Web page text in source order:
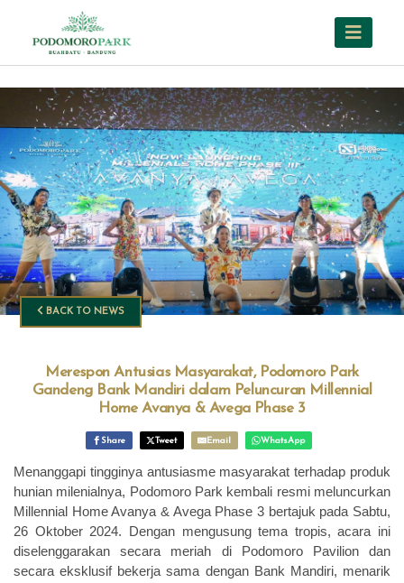
BACK TO NEWS
Merespon Antusias Masyarakat, Podomoro Park
Gandeng Bank Mandiri dalam Peluncuran Millennial
Home Avanya & Avega Phase 3
Share Tweet Email WhatsApp
Menanggapi tingginya antusiasme masyarakat terhadap produk
hunian milenialnya, Podomoro Park kembali resmi meluncurkan
Millennial Home Avanya & Avega Phase 3 bertajuk pada Sabtu,
26 Oktober 2024. Dengan mengusung tema tropis, acara ini
diselenggarakan secara meriah di Podomoro Pavilion dan
secara eksklusif bekerja sama dengan Bank Mandiri, menarik